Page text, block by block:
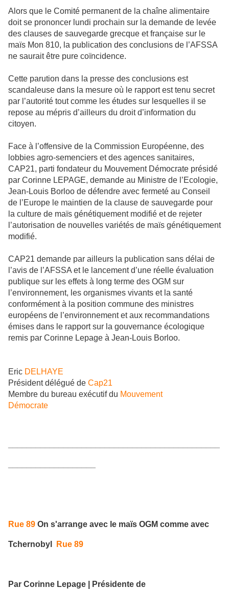
Alors que le Comité permanent de la chaîne alimentaire
doit se prononcer lundi prochain sur la demande de levée
des clauses de sauvegarde grecque et française sur le
maïs Mon 810, la publication des conclusions de l’AFSSA
ne saurait être pure coïncidence.
Cette parution dans la presse des conclusions est
scandaleuse dans la mesure où le rapport est tenu secret
par l’autorité tout comme les études sur lesquelles il se
repose au mépris d’ailleurs du droit d’information du
citoyen.
Face à l’offensive de la Commission Européenne, des
lobbies agro-semenciers et des agences sanitaires,
CAP21, parti fondateur du Mouvement Démocrate présidé
par Corinne LEPAGE, demande au Ministre de l’Ecologie,
Jean-Louis Borloo de défendre avec fermeté au Conseil
de l’Europe le maintien de la clause de sauvegarde pour
la culture de maïs génétiquement modifié et de rejeter
l’autorisation de nouvelles variétés de maïs génétiquement
modifié.
CAP21 demande par ailleurs la publication sans délai de
l’avis de l’AFSSA et le lancement d’une réelle évaluation
publique sur les effets à long terme des OGM sur
l’environnement, les organismes vivants et la santé
conformément à la position commune des ministres
européens de l’environnement et aux recommandations
émises dans le rapport sur la gouvernance écologique
remis par Corinne Lepage à Jean-Louis Borloo.
Eric DELHAYE
Président délégué de Cap21
Membre du bureau exécutif du Mouvement
Démocrate
Rue 89 On s'arrange avec le maïs OGM comme avec
Tchernobyl Rue 89
Par Corinne Lepage | Présidente de